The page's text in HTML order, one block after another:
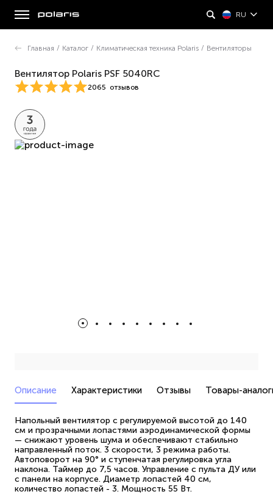
RU
Главная / Каталог / Климатическая техника Polaris / Вентиляторы
Вентилятор Polaris PSF 5040RC
2065 отзывов
Описание Характеристики Отзывы Товары-
Напольный вентилятор с регулируемой высотой до 140
см и прозрачными лопастями аэродинамической формы
— снижают уровень шума и обеспечивают стабильно
направленный поток. 3 скорости, 3 режима работы.
Автоповорот на 90° и ступенчатая регулировка угла
наклона. Таймер до 7,5 часов. Управление с пульта ДУ или
с панели на корпусе. Диаметр лопастей 40 см,
количество лопастей - 3. Мощность 55 Вт.